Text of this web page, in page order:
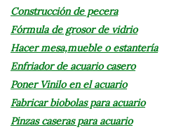
Construcción de pecera
Fórmula de grosor de vidrio
Hacer mesa,mueble o estantería
Enfriador de acuario casero
Poner Vinilo en el acuario
Fabricar biobolas para acuario
Pinzas caseras para acuario